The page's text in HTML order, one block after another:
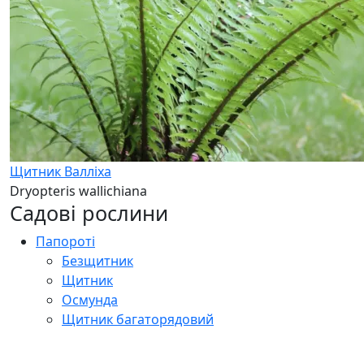
Щитник Валліха
Dryopteris wallichiana
Садові рослини
Папороті
Безщитник
Щитник
Осмунда
Щитник багаторядовий